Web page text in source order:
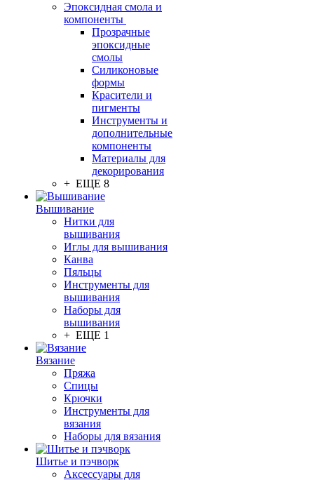
Эпоксидная смола и
компоненты
Прозрачные
эпоксидные
смолы
Силиконовые
формы
Красители и
пигменты
Инструменты и
дополнительные
компоненты
Материалы для
декорирования
+ ЕЩЕ 8
Вышивание
Нитки для
вышивания
Иглы для вышивания
Канва
Пяльцы
Инструменты для
вышивания
Наборы для
вышивания
+ ЕЩЕ 1
Вязание
Пряжа
Спицы
Крючки
Инструменты для
вязания
Наборы для вязания
Шитье и пэчворк
Аксессуары для